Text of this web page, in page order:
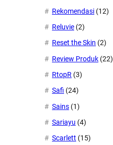
Rekomendasi (12)
Reluvie (2)
Reset the Skin (2)
Review Produk (22)
RtopR (3)
Safi (24)
Sains (1)
Sariayu (4)
Scarlett (15)